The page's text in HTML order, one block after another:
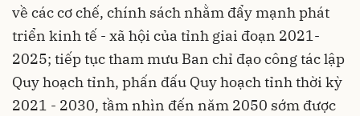
về các cơ chế, chính sách nhằm đẩy mạnh phát
triển kinh tế - xã hội của tỉnh giai đoạn 2021-
2025; tiếp tục tham mưu Ban chỉ đạo công tác lập
Quy hoạch tỉnh, phấn đấu Quy hoạch tỉnh thời kỳ
2021 - 2030, tầm nhìn đến năm 2050 sớm được